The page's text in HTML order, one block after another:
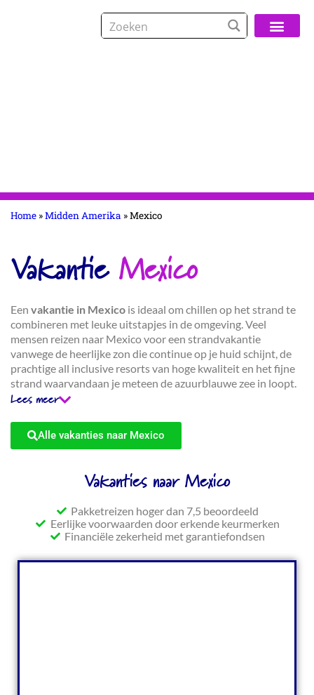
Home »Midden Amerika »Mexico
VakantieMexico
Een vakantie in Mexico is ideaal om chillen op het strand te
combineren met leuke uitstapjes in de omgeving. Veel
mensen reizen naar Mexico voor een strandvakantie
vanwege de heerlijke zon die continue op je huid schijnt, de
prachtige all inclusive resorts van hoge kwaliteit en het fijne
strand waarvandaan je meteen de azuurblauwe zee in loopt.
Dit vind je vooral op het schiereiland Yucatan in badplaatsen
Mexico het land van de Maya’s is. Het is onvoorstelbaar om
te zien dat deze oude bevolking, midden in jungles,
hedendaagse technieken (zoals kraanmachines) te gebruiken.
De overblijfselen van Maya bouwwerken in Chichen Itza,
Daardoor is Mexico ook geschikt voor een rondreis vol
culturele hoogtepunten. Bienvenido a Mexico!
Lees meer
Alle vakanties naar Mexico
Vakanties naar Mexico
Pakketreizen hoger dan 7,5 beoordeeld
Eerlijke voorwaarden door erkende keurmerken
Financiële zekerheid met garantiefondsen